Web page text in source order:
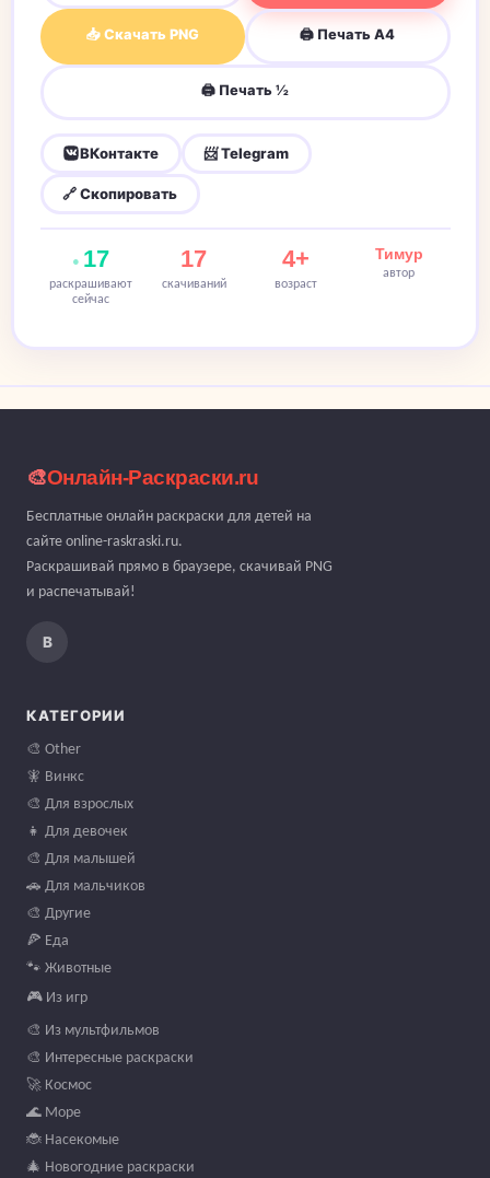
📥 Скачать PNG 🖨 Печать A4
🖨 Печать ½
ВКонтакте 📨 Telegram
🔗 Скопировать
17
раскрашивают
сейчас
17
скачиваний
4+
возраст
Тимур
автор
🎨Онлайн-Раскраски.ru
Бесплатные онлайн раскраски для детей на
сайте online-raskraski.ru.
Раскрашивай прямо в браузере, скачивай PNG
и распечатывай!
В
КАТЕГОРИИ
🎨 Other
🧚 Винкс
🎨 Для взрослых
👧 Для девочек
🎨 Для малышей
🚗 Для мальчиков
🎨 Другие
🍕 Еда
🐾 Животные
🎮 Из игр
🎨 Из мультфильмов
🎨 Интересные раскраски
🚀 Космос
🌊 Море
🐞 Насекомые
🎄 Новогодние раскраски